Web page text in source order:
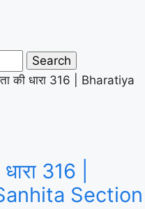
की धारा 316 | Bharatiya
316 |
Section